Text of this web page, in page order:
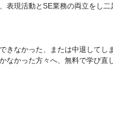
表現活動とSE業務の両立をし二
きなかった、または中退してし
なかった方々へ、無料で学び直